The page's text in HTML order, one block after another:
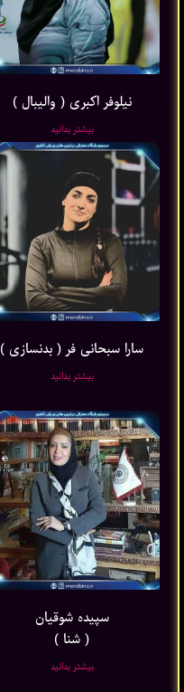
نیلوفر اکبری ( والیبال )
بیشتر بدانید
سارا سبحانی فر ( بدنسازی )
بیشتر بدانید
سپیده شوقیان
( شنا )
بیشتر بدانید